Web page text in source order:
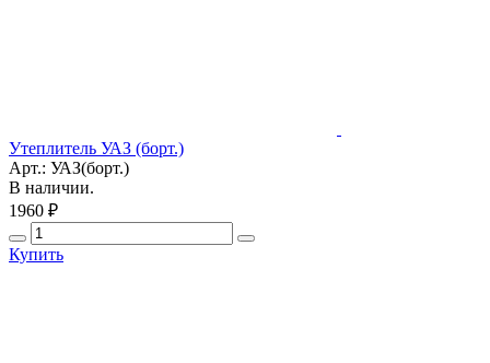
Утеплитель УАЗ (борт.)
Арт.: УАЗ(борт.)
В наличии.
1960 ₽
Купить